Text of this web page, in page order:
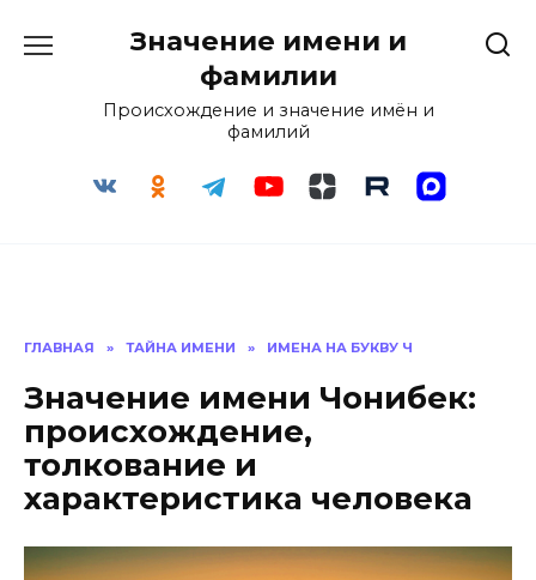
Значение имени и
фамилии
Происхождение и значение имён и
фамилий
ГЛАВНАЯ » ТАЙНА ИМЕНИ » ИМЕНА НА БУКВУ Ч
Значение имени Чонибек:
происхождение,
толкование и
характеристика человека